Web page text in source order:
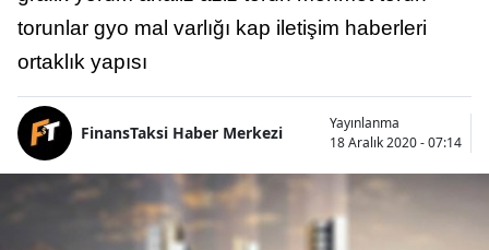
torunlar gyo mal varlığı kap iletişim haberleri
ortaklık yapısı
FinansTaksi Haber Merkezi
Yayınlanma
18 Aralık 2020 - 07:14